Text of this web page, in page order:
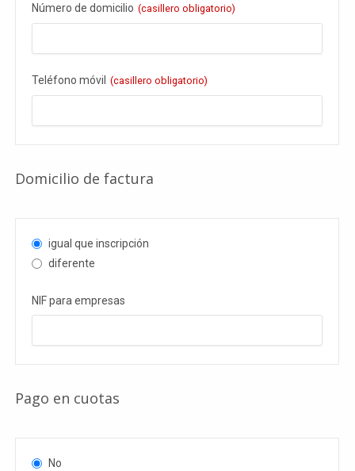
Número de domicilio (casillero obligatorio)
Teléfono móvil (casillero obligatorio)
Domicilio de factura
URL (casillero
obligatorio)
igual que inscripción
diferente
NIF para empresas
Pago en cuotas
No